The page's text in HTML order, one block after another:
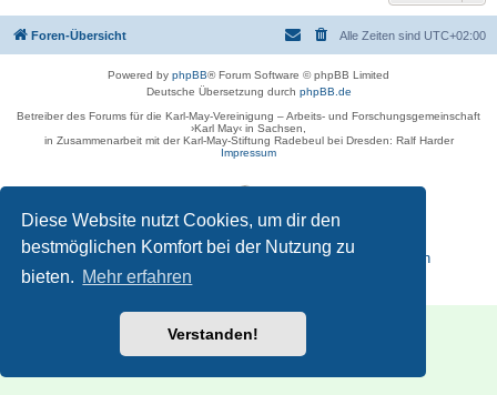
Diese Website nutzt Cookies, um dir den
bestmöglichen Komfort bei der Nutzung zu
bieten. Mehr erfahren
Verstanden!
Foren-Übersicht Alle Zeiten sind UTC+02:00
Powered by phpBB® Forum Software © phpBB Limited
Deutsche Übersetzung durch phpBB.de
Betreiber des Forums für die Karl-May-Vereinigung – Arbeits- und Forschungsgemeinschaft
›Karl May‹ in Sachsen,
in Zusammenarbeit mit der Karl-May-Stiftung Radebeul bei Dresden: Ralf Harder
Impressum
Reisen zu Karl May – Leben · Werk · Erinnerungsstätten
Datenschutz